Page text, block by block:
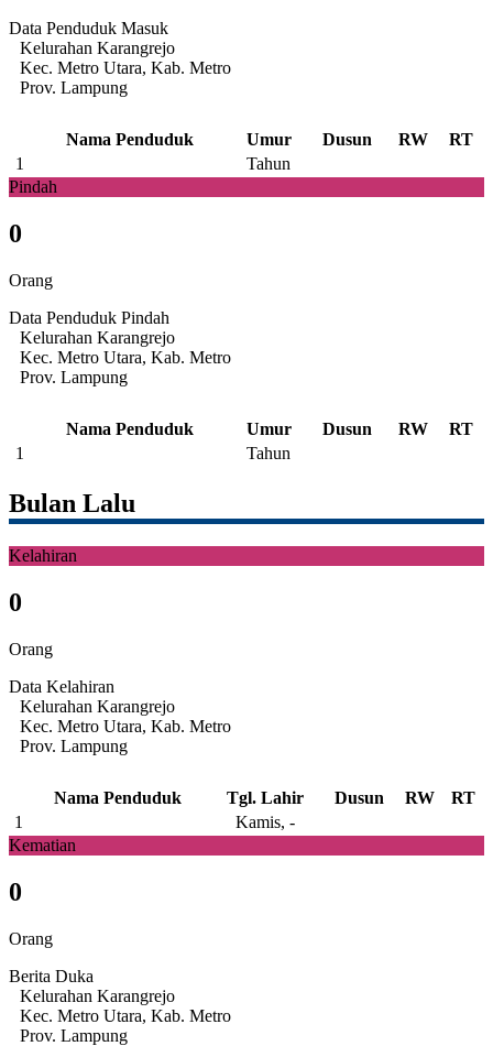
Data Penduduk Masuk
Kelurahan Karangrejo
Kec. Metro Utara, Kab. Metro
Prov. Lampung
Nama Penduduk Umur Dusun RW
RT
1
Tahun
Pindah
0
Orang
Data Penduduk Pindah
Kelurahan Karangrejo
Kec. Metro Utara, Kab. Metro
Prov. Lampung
Nama Penduduk Umur Dusun RW
RT
1
Tahun
Bulan Lalu
Kelahiran
0
Orang
Data Kelahiran
Kelurahan Karangrejo
Kec. Metro Utara, Kab. Metro
Prov. Lampung
Nama Penduduk Tgl. Lahir Dusun RW
RT
1
Kamis, -
Kematian
0
Orang
Berita Duka
Kelurahan Karangrejo
Kec. Metro Utara, Kab. Metro
Prov. Lampung